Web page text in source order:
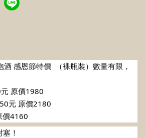
感恩節特價  （裸瓶裝）數量有限，
原價1980
元 原價2180
價4160
！